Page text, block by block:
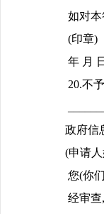
如对本
(印章)
年 月 日
20.不
政府信
(申请
您(你
经审查